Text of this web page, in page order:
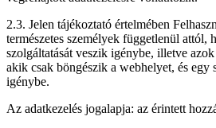
2.3. Jelen tájékoztató értelmében
természetes személyek függetlenül attól,
szolgáltatását veszik igénybe, illetve azok
akik csak böngészik a webhelyet, és egy
igénybe.
Az adatkezelés jogalapja: az érintett